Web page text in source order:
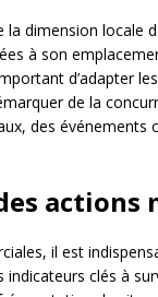
dimension locale
à son
d’adapter
de la
des
il est
clés à